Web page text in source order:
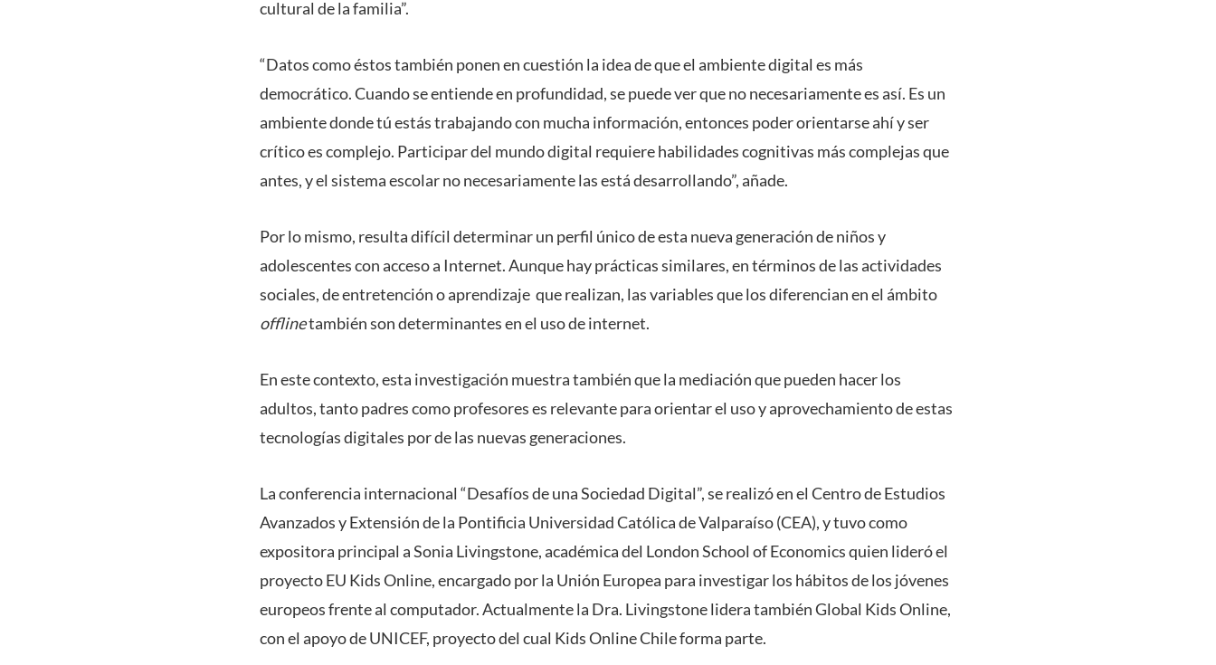
cultural de la familia”.
“Datos como éstos también ponen en cuestión la idea de que el ambiente digital es más
democrático. Cuando se entiende en profundidad, se puede ver que no necesariamente es así. Es un
ambiente donde tú estás trabajando con mucha información, entonces poder orientarse ahí y ser
crítico es complejo. Participar del mundo digital requiere habilidades cognitivas más complejas que
antes, y el sistema escolar no necesariamente las está desarrollando”, añade.
Por lo mismo, resulta difícil determinar un perfil único de esta nueva generación de niños y
adolescentes con acceso a Internet. Aunque hay prácticas similares, en términos de las actividades
sociales, de entretención o aprendizaje que realizan, las variables que los diferencian en el ámbito
offlinetambién son determinantes en el uso de internet.
En este contexto, esta investigación muestra también que la mediación que pueden hacer los
adultos, tanto padres como profesores es relevante para orientar el uso y aprovechamiento de estas
tecnologías digitales por de las nuevas generaciones.
La conferencia internacional “Desafíos de una Sociedad Digital”, se realizó en el Centro de Estudios
Avanzados y Extensión de la Pontificia Universidad Católica de Valparaíso (CEA), y tuvo como
expositora principal a Sonia Livingstone, académica del London School of Economics quien lideró el
proyecto EU Kids Online, encargado por la Unión Europea para investigar los hábitos de los jóvenes
europeos frente al computador. Actualmente la Dra. Livingstone lidera también Global Kids Online,
con el apoyo de UNICEF, proyecto del cual Kids Online Chile forma parte.